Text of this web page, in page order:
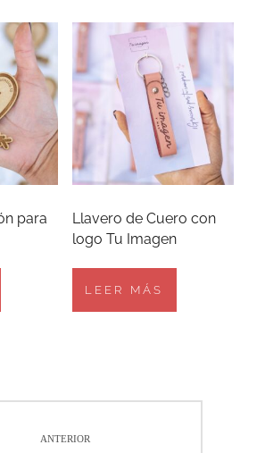
para
Llavero de Cuero con
logo Tu Imagen
LEER MÁS
ANTERIOR